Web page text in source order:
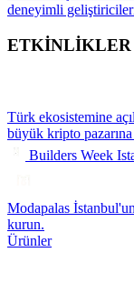
deneyimli
ETKİNLİKLER
Türk ekosistemine
büyük kripto pazarına
Builders Week
Modapalas
kurun.
Ürünler